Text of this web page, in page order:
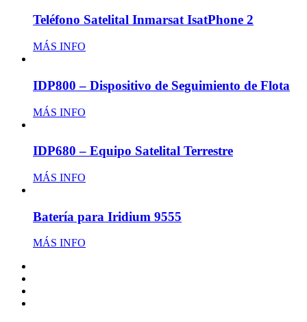
Teléfono Satelital Inmarsat IsatPhone 2
MÁS INFO
IDP800 – Dispositivo de Seguimiento de Flota
MÁS INFO
IDP680 – Equipo Satelital Terrestre
MÁS INFO
Batería para Iridium 9555
MÁS INFO